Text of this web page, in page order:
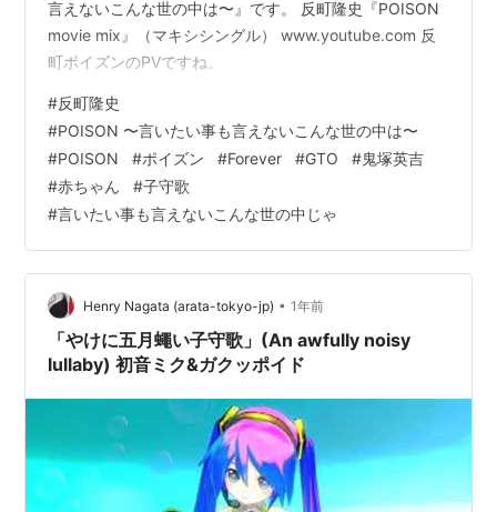
言えないこんな世の中は〜』です。 反町隆史『POISON
movie mix』（マキシシングル） www.youtube.com 反
町ポイズンのPVですね。
#反町隆史
#POISON 〜言いたい事も言えないこんな世の中は〜
#POISON #ポイズン #Forever #GTO #鬼塚英吉
#赤ちゃん #子守歌
#言いたい事も言えないこんな世の中じゃ
Henry Nagata (arata-tokyo-jp) • 1年前
「やけに五月蠅い子守歌」(An awfully noisy
lullaby) 初音ミク&ガクッポイド